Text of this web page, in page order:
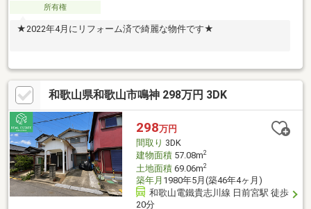
所有権
★2022年4月にリフォーム済で綺麗な物件です★
和歌山県和歌山市鳴神 298万円 3DK
298万円
間取り 3DK
建物面積57.08m2
土地面積69.06m2
築年月 1980年5月(築46年4ヶ月)
和歌山電鐵貴志川線 日前宮駅 徒歩
20分